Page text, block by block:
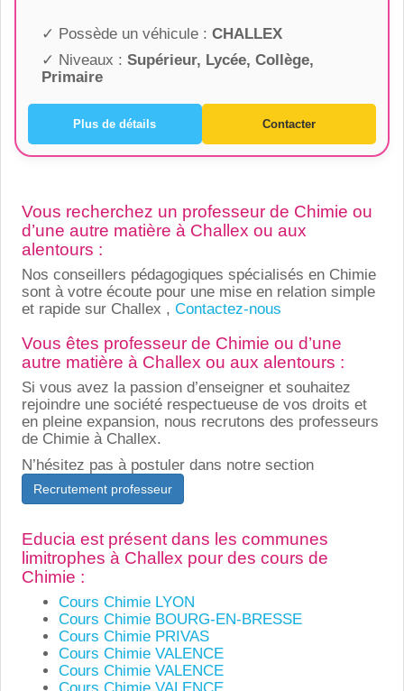
✓ Possède un véhicule : CHALLEX
✓ Niveaux : Supérieur, Lycée, Collège,
Primaire
Plus de détails Contacter
Vous recherchez un professeur de Chimie ou
d’une autre matière à Challex ou aux
alentours :
Nos conseillers pédagogiques spécialisés en Chimie
sont à votre écoute pour une mise en relation simple
et rapide sur Challex , Contactez-nous
Vous êtes professeur de Chimie ou d’une
autre matière à Challex ou aux alentours :
Si vous avez la passion d’enseigner et souhaitez
rejoindre une société respectueuse de vos droits et
en pleine expansion, nous recrutons des professeurs
de Chimie à Challex.
N’hésitez pas à postuler dans notre section
Recrutement professeur
Educia est présent dans les communes
limitrophes à Challex pour des cours de
Chimie :
Cours Chimie LYON
Cours Chimie BOURG-EN-BRESSE
Cours Chimie PRIVAS
Cours Chimie VALENCE
Cours Chimie VALENCE